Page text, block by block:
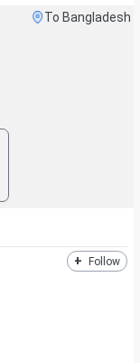
To Bangladesh
+ Follow